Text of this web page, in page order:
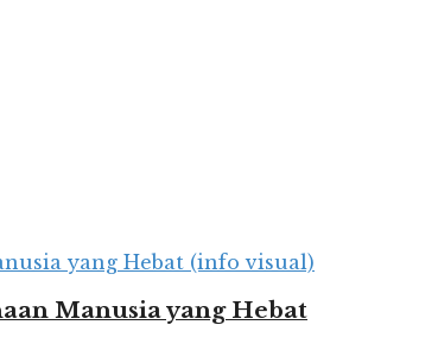
Manusia yang Hebat